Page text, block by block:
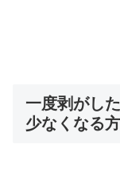
一度剥がし
少なくなる